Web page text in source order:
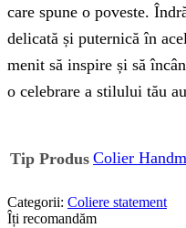
care spune o poveste.
delicată și puternică în
menit să inspire și să
o celebrare a stilului tău
Tip Produs Colier
Categorii: Coliere statement
Îți recomandăm